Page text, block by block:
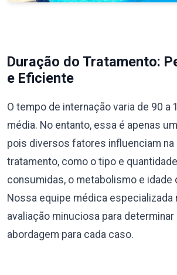
Duração do Tratamento:
e Eficiente
O tempo de internação varia de 90 a
média. No entanto, essa é apenas
pois diversos fatores influenciam na
tratamento, como o tipo e
consumidas, o metabolismo e idade
Nossa equipe médica especializada
avaliação minuciosa para determinar
abordagem para cada caso.